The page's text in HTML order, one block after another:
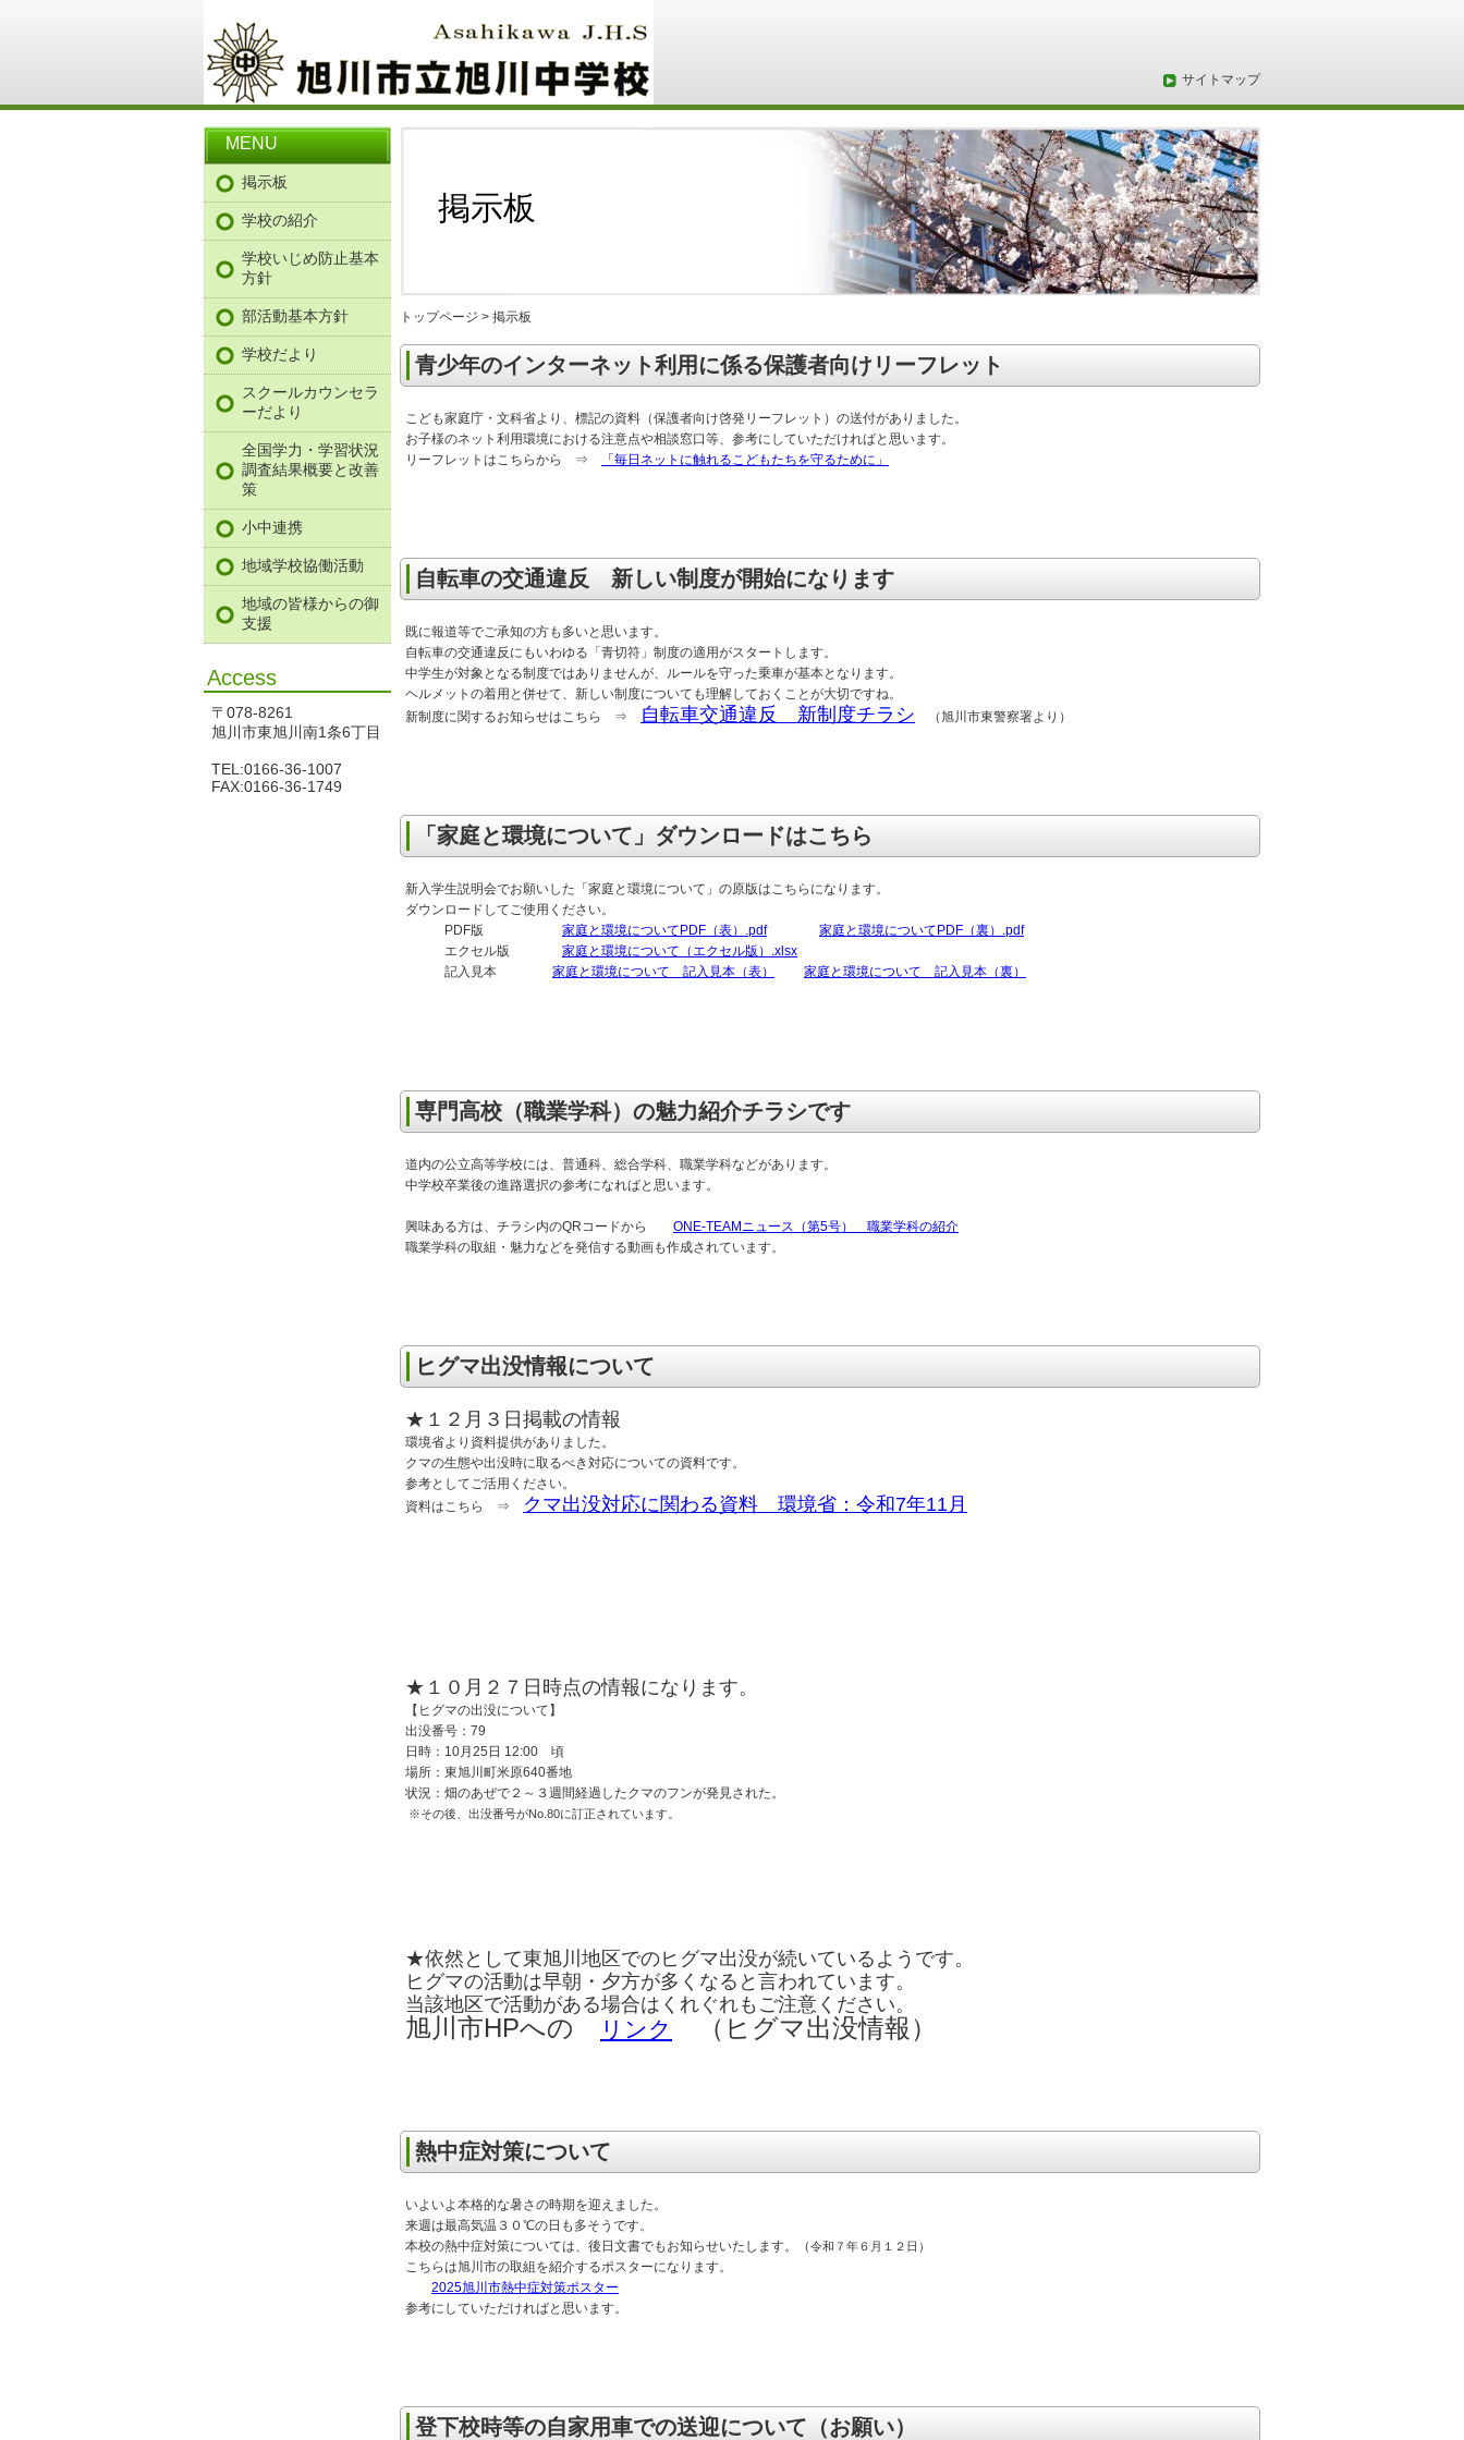
サイトマップ
掲示板
トップページ > 掲示板
青少年のインターネット利用に係る保護者向けリーフレット
こども家庭庁・文科省より、標記の資料（保護者向け啓発リーフレット）の送付がありました。
お子様のネット利用環境における注意点や相談窓口等、参考にしていただければと思います。
リーフレットはこちらから ⇒
「毎日ネットに触れるこどもたちを守るために」
自転車の交通違反 新しい制度が開始になります
既に報道等でご承知の方も多いと思います。
自転車の交通違反にもいわゆる「青切符」制度の適用がスタートします。
中学生が対象となる制度ではありませんが、ルールを守った乗車が基本となります。
ヘルメットの着用と併せて、新しい制度についても理解しておくことが大切ですね。
新制度に関するお知らせはこちら ⇒
自転車交通違反 新制度チラシ （旭川市東警察署より）
「家庭と環境について」ダウンロードはこちら
新入学生説明会でお願いした「家庭と環境について」の原版はこちらになります。
ダウンロードしてご使用ください。
PDF版 家庭と環境についてPDF（表）.pdf
家庭と環境についてPDF（裏）.pdf
エクセル版 家庭と環境について（エクセル版）.xlsx
記入見本 家庭と環境について 記入見本（表） 家庭と環境について 記入見本（裏）
専門高校（職業学科）の魅力紹介チラシです
道内の公立高等学校には、普通科、総合学科、職業学科などがあります。
中学校卒業後の進路選択の参考になればと思います。
興味ある方は、チラシ内のQRコードから ONE-TEAMニュース（第5号） 職業学科の紹介
職業学科の取組・魅力などを発信する動画も作成されています。
ヒグマ出没情報について
★１２月３日掲載の情報
環境省より資料提供がありました。
クマの生態や出没時に取るべき対応についての資料です。
参考としてご活用ください。
資料はこちら ⇒
クマ出没対応に関わる資料 環境省：令和7年11月
★１０月２７日時点の情報になります。
【ヒグマの出没について】
出没番号：79
日時：10月25日 12:00 頃
場所：東旭川町米原640番地
状況：畑のあぜで２～３週間経過したクマのフンが発見された。
※その後、出没番号がNo.80に訂正されています。
★依然として東旭川地区でのヒグマ出没が続いているようです。
ヒグマの活動は早朝・夕方が多くなると言われています。
当該地区で活動がある場合はくれぐれもご注意ください。
旭川市HPへの リンク （ヒグマ出没情報）
熱中症対策について
いよいよ本格的な暑さの時期を迎えました。
来週は最高気温３０℃の日も多そうです。
本校の熱中症対策については、後日文書でもお知らせいたします。（令和７年６月１２日）
こちらは旭川市の取組を紹介するポスターになります。
2025旭川市熱中症対策ポスター
参考にしていただければと思います。
登下校時等の自家用車での送迎について（お願い）
MENU
掲示板
学校の紹介
学校いじめ防止基本
方針
部活動基本方針
学校だより
スクールカウンセラ
ーだより
全国学力・学習状況
調査結果概要と改善
策
小中連携
地域学校協働活動
地域の皆様からの御
支援
Access
〒078-8261
旭川市東旭川南1条6丁目
TEL:0166-36-1007
FAX:0166-36-1749